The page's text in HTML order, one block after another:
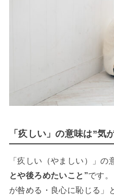
「疚しい」の意味は”気
「疚しい（やましい）」の
とや後ろめたいこと”です
が咎める・良心に恥じる」